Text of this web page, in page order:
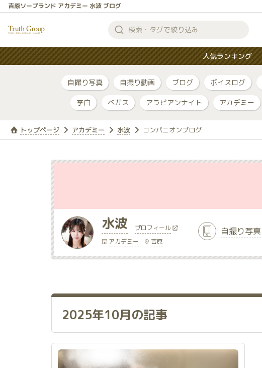
吉原ソープランド アカデミー 水波 ブログ
索
す
る
人気ランキング
自撮り写真 自撮り動画 ブログ ボイスログ
李白 ベガス アラビアンナイト アカデミー
トップページ アカデミー 水波 コンパニオンブログ
水波
プロフィール
アカデミー
吉原
自撮り写真
2025年10月の記事